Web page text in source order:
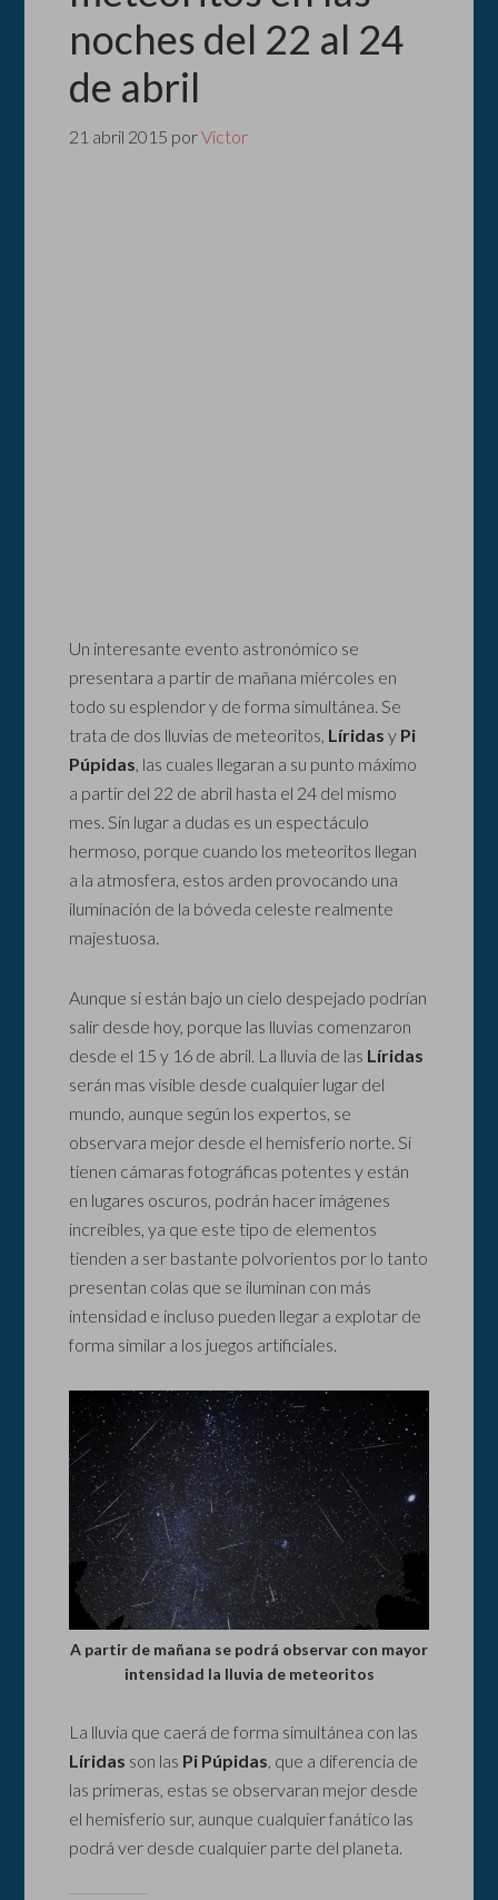
noches del 22 al 24
de abril
21 abril 2015 porVictor
Un interesante evento astronómico se
presentara a partir de mañana miércoles en
todo su esplendor y de forma simultánea. Se
trata de dos lluvias de meteoritos, Líridasy Pi
Púpidas, las cuales llegaran a su punto máximo
a partir del 22 de abril hasta el 24 del mismo
mes. Sin lugar a dudas es un espectáculo
hermoso, porque cuando los meteoritos llegan
a la atmosfera, estos arden provocando una
iluminación de la bóveda celeste realmente
majestuosa.
Aunque si están bajo un cielo despejado podrían
salir desde hoy, porque las lluvias comenzaron
desde el 15 y 16 de abril. La lluvia de las Líridas
serán mas visible desde cualquier lugar del
mundo, aunque según los expertos, se
observara mejor desde el hemisferio norte. Si
tienen cámaras fotográficas potentes y están
en lugares oscuros, podrán hacer imágenes
increíbles, ya que este tipo de elementos
tienden a ser bastante polvorientos por lo tanto
presentan colas que se iluminan con más
intensidad e incluso pueden llegar a explotar de
forma similar a los juegos artificiales.
A partir de mañana se podrá observar con mayor
intensidad la lluvia de meteoritos
La lluvia que caerá de forma simultánea con las
Líridas son las Pi Púpidas, que a diferencia de
las primeras, estas se observaran mejor desde
el hemisferio sur, aunque cualquier fanático las
podrá ver desde cualquier parte del planeta.